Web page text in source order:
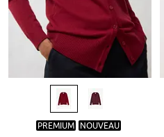
PREMIUM NOUVEAU